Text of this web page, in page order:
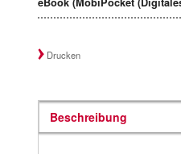
Drucken
Beschreibung